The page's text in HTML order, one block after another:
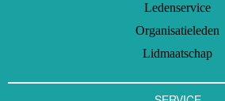
Ledenservice
Organisatieleden
Lidmaatschap